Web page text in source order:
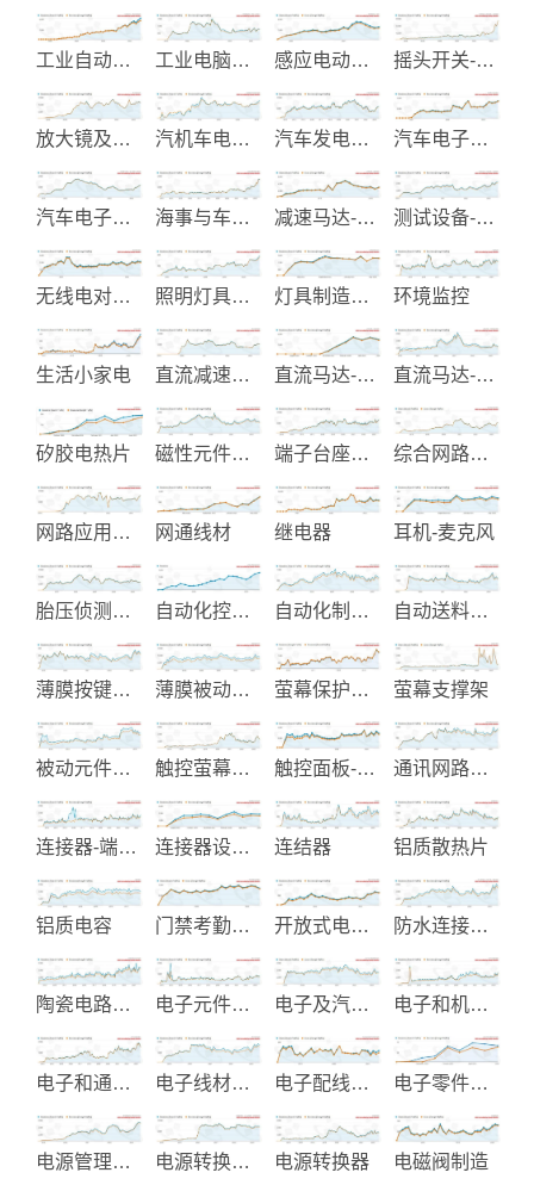
工业自动化-电气设备制造 工业电脑机壳-面板-散热片 感应电动机-马达 摇头开关-翘板开关-金属开关
放大镜及配件 汽机车电子零组件制造 汽车发电起动机制造 汽车电子改装产品
汽车电子零件-点火线圈-感知器 海事与车用电气产品 减速马达-调速马达 测试设备-光能模组-光纤组件
无线电对讲机 照明灯具设备 灯具制造与设计 环境监控
生活小家电 直流减速马达 直流马达-伺服马达 直流马达-行星齿减速箱
矽胶电热片 磁性元件和交换式电源制造 端子台座制造 综合网路布线产品
网路应用产品及配件 网通线材 继电器 耳机-麦克风
胎压侦测系统 自动化控制系统设计 自动化制程设备 自动送料机及自动化送料设备
薄膜按键及软性电路板 薄膜被动元件 萤幕保护膜和滤光片制造 萤幕支撑架
被动元件库存销售 触控萤幕终端机 触控面板-触控控制器 通讯网路线材及配件
连接器-端子及配件制造 连接器设计与制造 连结器 铝质散热片
铝质电容 门禁考勤系统整合 开放式电源供应器 防水连接器-微波天线-通讯插座
陶瓷电路板设计制造 电子元件制造 电子及汽车塑胶零组件 电子和机电开关
电子和通信产品 电子线材制造 电子配线与电子零组件制造 电子零件和机械元件制造
电源管理解决方案与旅行配件 电源转换器-RJ45变压器-网路滤波器 电源转换器 电磁阀制造